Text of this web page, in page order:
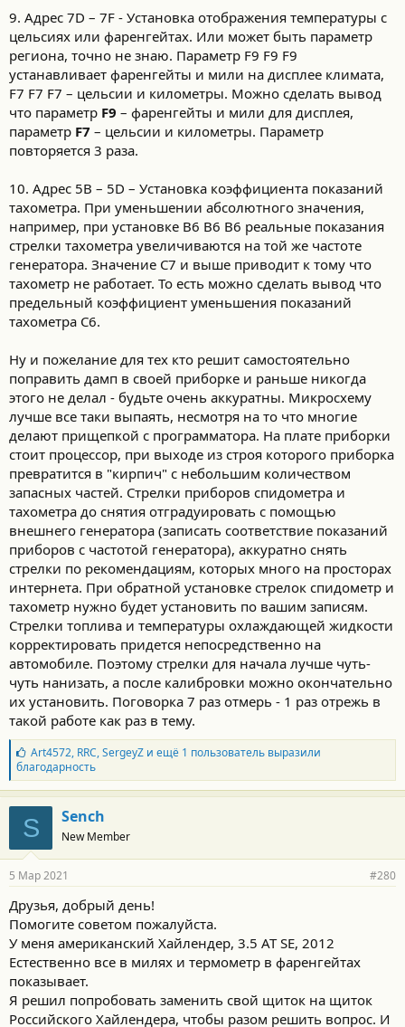
9. Адрес 7D – 7F - Установка отображения температуры с
цельсиях или фаренгейтах. Или может быть параметр
региона, точно не знаю. Параметр F9 F9 F9
устанавливает фаренгейты и мили на дисплее климата,
F7 F7 F7 – цельсии и километры. Можно сделать вывод
что параметр F9 – фаренгейты и мили для дисплея,
параметр F7 – цельсии и километры. Параметр
повторяется 3 раза.
10. Адрес 5B – 5D – Установка коэффициента показаний
тахометра. При уменьшении абсолютного значения,
например, при установке B6 B6 B6 реальные показания
стрелки тахометра увеличиваются на той же частоте
генератора. Значение C7 и выше приводит к тому что
тахометр не работает. То есть можно сделать вывод что
предельный коэффициент уменьшения показаний
тахометра C6.
Ну и пожелание для тех кто решит самостоятельно
поправить дамп в своей приборке и раньше никогда
этого не делал - будьте очень аккуратны. Микросхему
лучше все таки выпаять, несмотря на то что многие
делают прищепкой с программатора. На плате приборки
стоит процессор, при выходе из строя которого приборка
превратится в "кирпич" с небольшим количеством
запасных частей. Стрелки приборов спидометра и
тахометра до снятия отградуировать с помощью
внешнего генератора (записать соответствие показаний
приборов с частотой генератора), аккуратно снять
стрелки по рекомендациям, которых много на просторах
интернета. При обратной установке стрелок спидометр и
тахометр нужно будет установить по вашим записям.
Стрелки топлива и температуры охлаждающей жидкости
корректировать придется непосредственно на
автомобиле. Поэтому стрелки для начала лучше чуть-
чуть нанизать, а после калибровки можно окончательно
их установить. Поговорка 7 раз отмерь - 1 раз отрежь в
такой работе как раз в тему.
Б
л
а
г
о
д
а
р
о
т
и
:
Art4572, RRC,SergeyZи ещё 1 пользователь выразили
благодарность
S Sench
New Member
5 Мар 2021 #280
Друзья, добрый день!
Помогите советом пожалуйста.
У меня американский Хайлендер, 3.5 AT SE, 2012
Естественно все в милях и термометр в фаренгейтах
показывает.
Я решил попробовать заменить свой щиток на щиток
Российского Хайлендера, чтобы разом решить вопрос. И